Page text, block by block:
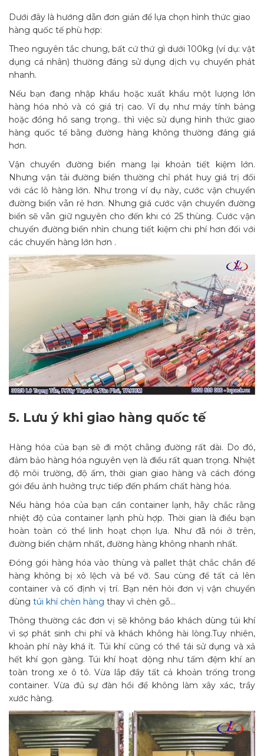
Dưới đây là hướng dẫn đơn giản để lựa chọn hình thức giao
hàng quốc tế phù hợp:
Theo nguyên tắc chung, bất cứ thứ gì dưới 100kg (ví dụ: vật
dụng cá nhân) thường đáng sử dụng dịch vụ chuyển phát
nhanh.
Nếu bạn đang nhập khẩu hoặc xuất khẩu một lượng lớn
hàng hóa nhỏ và có giá trị cao. Ví dụ như máy tính bảng
hoặc đồng hồ sang trọng.. thì việc sử dụng hình thức giao
hàng quốc tế bằng đường hàng không thường đáng giá
hơn.
Vận chuyển đường biển mang lại khoản tiết kiệm lớn.
Nhưng vận tải đường biển thường chỉ phát huy giá trị đối
với các lô hàng lớn. Như trong ví dụ này, cước vận chuyển
đường biển vẫn rẻ hơn. Nhưng giá cước vận chuyển đường
biển sẽ vẫn giữ nguyên cho đến khi có 25 thùng. Cước vận
chuyển đường biển nhìn chung tiết kiệm chi phí hơn đối với
các chuyến hàng lớn hơn .
5. Lưu ý khi giao hàng quốc tế
Hàng hóa của bạn sẽ đi một chằng đường rất dài. Do đó,
đảm bảo hàng hóa nguyên vẹn là điều rất quan trọng. Nhiệt
độ môi trường, độ ẩm, thời gian giao hàng và cách đóng
gói đều ảnh hưởng trực tiếp đến phẩm chất hàng hóa.
Nếu hàng hóa của bạn cần container lạnh, hãy chắc rằng
nhiệt độ của container lạnh phù hợp. Thời gian là điều bạn
hoàn toàn có thể linh hoạt chọn lựa. Như đã nói ở trên,
đường biển chậm nhất, đường hàng không nhanh nhất.
Đóng gói hàng hóa vào thùng và pallet thật chắc chắn để
hàng không bị xô lệch và bể vỡ. Sau cùng để tất cả lên
container và cố định vị trí. Bạn nên hỏi đơn vị vận chuyển
dùng túi khí chèn hàng thay vì chèn gỗ…
Thông thường các đơn vị sẽ không báo khách dùng túi khí
vì sợ phát sinh chi phí và khách không hài lòng.Tuy nhiên,
khoản phí này khá ít. Túi khí cũng có thể tái sử dụng và xả
hết khí gọn gàng. Túi khí hoạt dộng như tấm đệm khí an
toàn trong xe ô tô. Vừa lắp đầy tất cả khoản trống trong
container. Vừa đủ sự đàn hồi để không làm xây xác, trầy
xước hàng.